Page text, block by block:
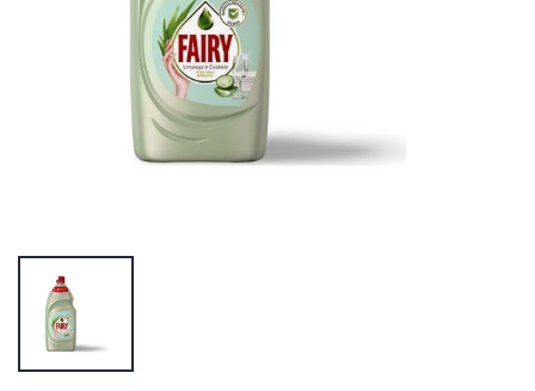
ocio: 2,72€
: 3,99€
Fairy lavavajillas
Ultra Poder
2x650ml PROMO
ocio: 5,17€
: 6,99€
PrecioS
PrecioHabitual